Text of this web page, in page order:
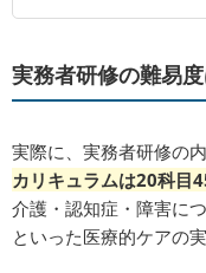
実務者研修の難易
実際に、実務者研修の
カリキュラムは20科目
介護・認知症・障害に
といった医療的ケアの